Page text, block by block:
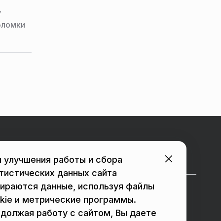
в Подольске в Люберцах
в Мытищах в Красногорске
улучшения работы и сбора
данных сайта
данные, используя файлы
и метрические программы.
работу с сайтом, Вы даете